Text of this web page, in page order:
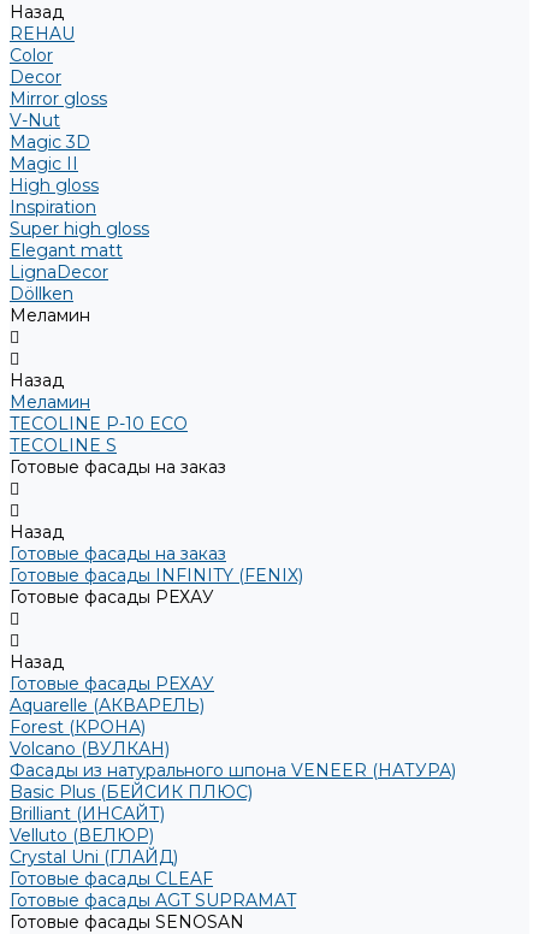
Назад
REHAU
Color
Decor
Mirror gloss
V-Nut
Magic 3D
Magic II
High gloss
Inspiration
Super high gloss
Elegant matt
LignaDecor
Döllken
Меламин
Назад
Меламин
TECOLINE P-10 ECO
TECOLINE S
Готовые фасады на заказ
Назад
Готовые фасады на заказ
Готовые фасады INFINITY (FENIX)
Готовые фасады РЕХАУ
Назад
Готовые фасады РЕХАУ
Aquarelle (АКВАРЕЛЬ)
Forest (КРОНА)
Volcano (ВУЛКАН)
Фасады из натурального шпона VENEER (НАТУРА)
Basic Plus (БЕЙСИК ПЛЮС)
Brilliant (ИНСАЙТ)
Velluto (ВЕЛЮР)
Crystal Uni (ГЛАЙД)
Готовые фасады CLEAF
Готовые фасады AGT SUPRAMAT
Готовые фасады SENOSAN